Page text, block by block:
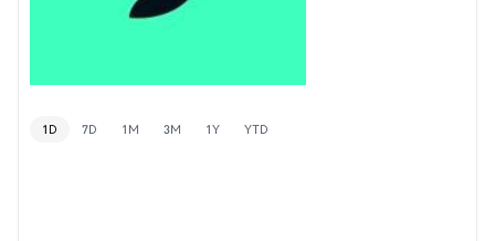
1D 7D 1M 3M 1Y YTD